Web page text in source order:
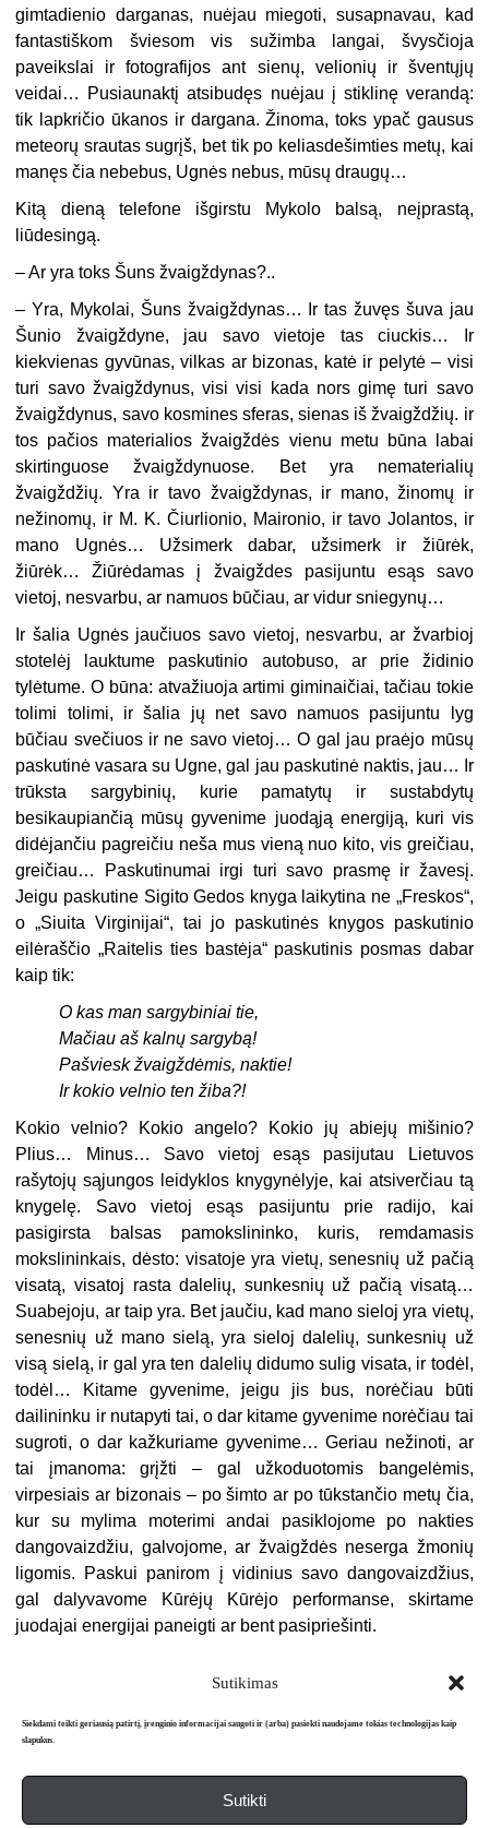
Sutikimas
Siekdami teikti geriausią patirtį, įrenginio informacijai saugoti ir (arba) pasiekti naudojame tokias technologijas kaip
slapukus.
Sutikti
gimtadienio darganas, nuėjau miegoti, susapnavau, kad
fantastiškom šviesom vis sužimba langai, švysčioja
paveikslai ir fotografijos ant sienų, velionių ir šventųjų
veidai… Pusiaunaktį atsibudęs nuėjau į stiklinę verandą:
tik lapkričio ūkanos ir dargana. Žinoma, toks ypač gausus
meteorų srautas sugrįš, bet tik po keliasdešimties metų, kai
manęs čia nebebus, Ugnės nebus, mūsų draugų…
Kitą dieną telefone išgirstu Mykolo balsą, neįprastą,
liūdesingą.
– Ar yra toks Šuns žvaigždynas?..
– Yra, Mykolai, Šuns žvaigždynas… Ir tas žuvęs šuva jau
Šunio žvaigždyne, jau savo vietoje tas ciuckis… Ir
kiekvienas gyvūnas, vilkas ar bizonas, katė ir pelytė – visi
turi savo žvaigždynus, visi visi kada nors gimę turi savo
žvaigždynus, savo kosmines sferas, sienas iš žvaigždžių. ir
tos pačios materialios žvaigždės vienu metu būna labai
skirtinguose žvaigždynuose. Bet yra nematerialių
žvaigždžių. Yra ir tavo žvaigždynas, ir mano, žinomų ir
nežinomų, ir M. K. Čiurlionio, Maironio, ir tavo Jolantos, ir
mano Ugnės… Užsimerk dabar, užsimerk ir žiūrėk,
žiūrėk… Žiūrėdamas į žvaigždes pasijuntu esąs savo
vietoj, nesvarbu, ar namuos būčiau, ar vidur sniegynų…
Ir šalia Ugnės jaučiuos savo vietoj, nesvarbu, ar žvarbioj
stotelėj lauktume paskutinio autobuso, ar prie židinio
tylėtume. O būna: atvažiuoja artimi giminaičiai, tačiau tokie
tolimi tolimi, ir šalia jų net savo namuos pasijuntu lyg
būčiau svečiuos ir ne savo vietoj… O gal jau praėjo mūsų
paskutinė vasara su Ugne, gal jau paskutinė naktis, jau… Ir
trūksta sargybinių, kurie pamatytų ir sustabdytų
besikaupiančią mūsų gyvenime juodąją energiją, kuri vis
didėjančiu pagreičiu neša mus vieną nuo kito, vis greičiau,
greičiau… Paskutinumai irgi turi savo prasmę ir žavesį.
Jeigu paskutine Sigito Gedos knyga laikytina ne „Freskos“,
o „Siuita Virginijai“, tai jo paskutinės knygos paskutinio
eilėraščio „Raitelis ties bastėja“ paskutinis posmas dabar
kaip tik:
O kas man sargybiniai tie,
Mačiau aš kalnų sargybą!
Pašviesk žvaigždėmis, naktie!
Ir kokio velnio ten žiba?!
Kokio velnio? Kokio angelo? Kokio jų abiejų mišinio?
Plius… Minus… Savo vietoj esąs pasijutau Lietuvos
rašytojų sąjungos leidyklos knygynėlyje, kai atsiverčiau tą
knygelę. Savo vietoj esąs pasijuntu prie radijo, kai
pasigirsta balsas pamokslininko, kuris, remdamasis
mokslininkais, dėsto: visatoje yra vietų, senesnių už pačią
visatą, visatoj rasta dalelių, sunkesnių už pačią visatą…
Suabejoju, ar taip yra. Bet jaučiu, kad mano sieloj yra vietų,
senesnių už mano sielą, yra sieloj dalelių, sunkesnių už
visą sielą, ir gal yra ten dalelių didumo sulig visata, ir todėl,
todėl… Kitame gyvenime, jeigu jis bus, norėčiau būti
dailininku ir nutapyti tai, o dar kitame gyvenime norėčiau tai
sugroti, o dar kažkuriame gyvenime… Geriau nežinoti, ar
tai įmanoma: grįžti – gal užkoduotomis bangelėmis,
virpesiais ar bizonais – po šimto ar po tūkstančio metų čia,
kur su mylima moterimi andai pasiklojome po nakties
dangovaizdžiu, galvojome, ar žvaigždės neserga žmonių
ligomis. Paskui panirom į vidinius savo dangovaizdžius,
gal dalyvavome Kūrėjų Kūrėjo performanse, skirtame
juodajai energijai paneigti ar bent pasipriešinti.
Apie mus Redakcija Prenumerata